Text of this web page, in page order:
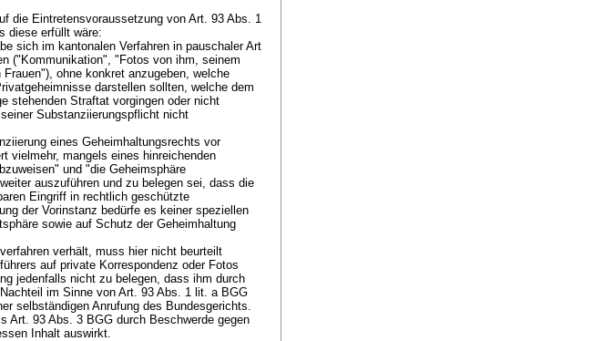
die Eintretensvoraussetzung vonArt. 93 Abs. 1
diese erfüllt wäre:
sich im kantonalen Verfahren in pauschaler Art
("Kommunikation", "Fotos von ihm, seinem
ohne konkret anzugeben, welche
darstellen sollten, welche dem
stehenden Straftat vorgingen oder nicht
Substanziierungspflicht nicht
eines Geheimhaltungsrechts vor
vielmehr, mangels eines hinreichenden
und "die Geheimsphäre
auszuführen und zu belegen sei, dass die
Eingriff in rechtlich geschützte
der Vorinstanz bedürfe es keiner speziellen
sowie auf Schutz der Geheimhaltung
verhält, muss hier nicht beurteilt
auf private Korrespondenz oder Fotos
jedenfalls nicht zu belegen, dass ihm durch
im Sinne vonArt. 93 Abs. 1 lit. a BGG
selbständigen Anrufung des Bundesgerichts.
Art. 93 Abs. 3 BGG durch Beschwerde gegen
Inhalt auswirkt.